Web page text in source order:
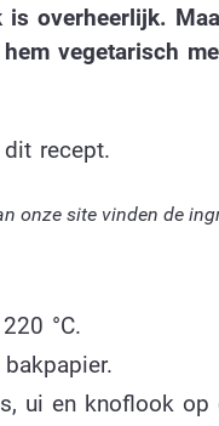
overheerlijk.
vegetarisch
recept.
onze site vinden de
°C.
ui en knoflook op